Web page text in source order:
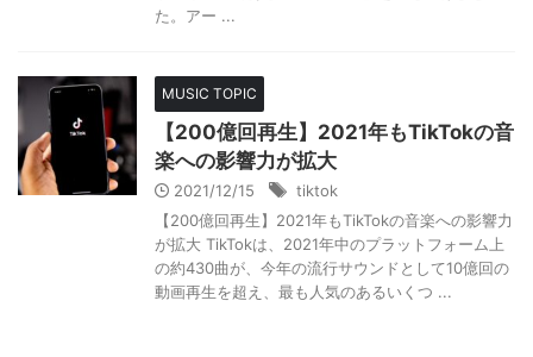
た。アー ...
MUSIC TOPIC
【200億回再生】2021年もTikTokの音
楽への影響力が拡大
2021/12/15
tiktok
【200億回再生】2021年もTikTokの音楽への影響力
が拡大 TikTokは、2021年中のプラットフォーム上
の約430曲が、今年の流行サウンドとして10億回の
動画再生を超え、最も人気のあるいくつ ...